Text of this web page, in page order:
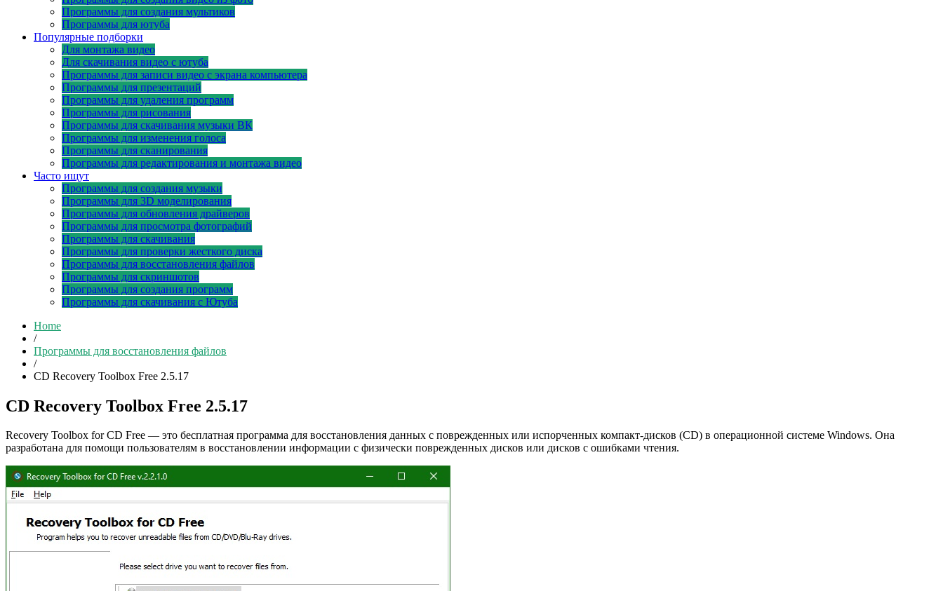
Программы для создания мультиков
Программы для ютуба
Популярные подборки
Для монтажа видео
Для скачивания видео с ютуба
Программы для записи видео с экрана компьютера
Программы для презентаций
Программы для удаления программ
Программы для рисования
Программы для скачивания музыки ВК
Программы для изменения голоса
Программы для сканирования
Программы для редактирования и монтажа видео
Часто ищут
Программы для создания музыки
Программы для 3D моделирования
Программы для обновления драйверов
Программы для просмотра фотографий
Программы для скачивания
Программы для проверки жесткого диска
Программы для восстановления файлов
Программы для скриншотов
Программы для создания программ
Программы для скачивания с Ютуба
Home
/
Программы для восстановления файлов
/
CD Recovery Toolbox Free 2.5.17
CD Recovery Toolbox Free 2.5.17
Recovery Toolbox for CD Free — это бесплатная программа для восстановления данных с поврежденных или испорченных компакт-дисков (CD) в операционной системе Windows. Она
разработана для помощи пользователям в восстановлении информации с физически поврежденных дисков или дисков с ошибками чтения.